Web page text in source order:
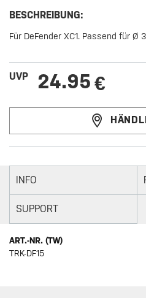
BESCHREIBUNG:
Für DeFender XC1. Passend für Ø
UVP 24.95 €
INFO
SUPPORT
ART.-NR. (TW)
TRK-DF15